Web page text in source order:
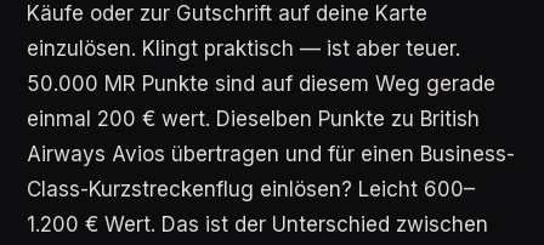
Käufe oder zur Gutschrift auf deine Karte
einzulösen. Klingt praktisch — ist aber teuer.
50.000 MR Punkte sind auf diesem Weg gerade
einmal 200 € wert. Dieselben Punkte zu British
Airways Avios übertragen und für einen Business-
Class-Kurzstreckenflug einlösen? Leicht 600–
1.200 € Wert. Das ist der Unterschied zwischen